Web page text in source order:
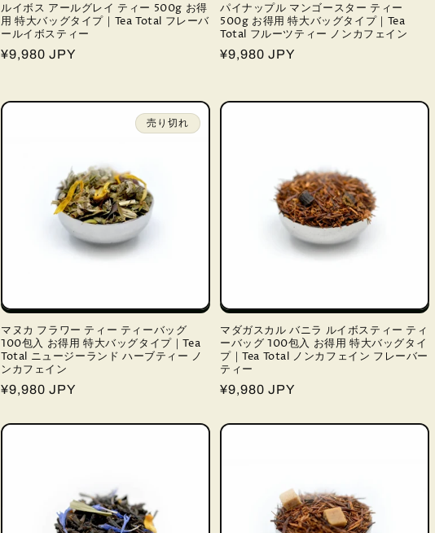
ルイボス アールグレイ ティー 500g お得
用 特大バッグタイプ｜Tea Total フレーバ
ールイボスティー
通
格
¥9,980 JPY
パイナップル マンゴースター ティー
500g お得用 特大バッグタイプ｜Tea
Total フルーツティー ノンカフェイン
通
格
¥9,980 JPY
売り切れ
マヌカ フラワー ティー ティーバッグ
100包入 お得用 特大バッグタイプ｜Tea
Total ニュージーランド ハーブティー ノ
ンカフェイン
通
価
¥9,980 JPY
マダガスカル バニラ ルイボスティー ティ
ーバッグ 100包入 お得用 特大バッグタイ
プ｜Tea Total ノンカフェイン フレーバー
ティー
通
価
¥9,980 JPY